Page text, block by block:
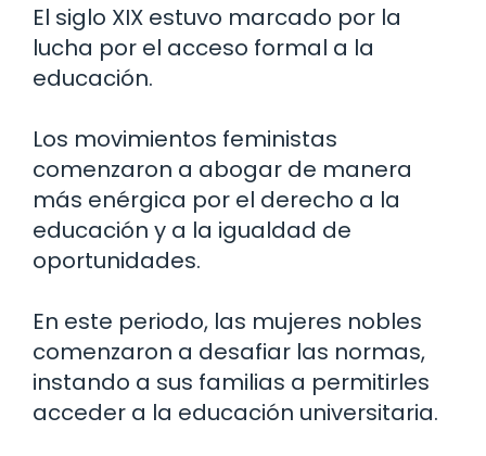
El siglo XIX estuvo marcado por la
lucha por el acceso formal a la
educación.
Los movimientos feministas
comenzaron a abogar de manera
más enérgica por el derecho a la
educación y a la igualdad de
oportunidades.
En este periodo, las mujeres nobles
comenzaron a desafiar las normas,
instando a sus familias a permitirles
acceder a la educación universitaria.